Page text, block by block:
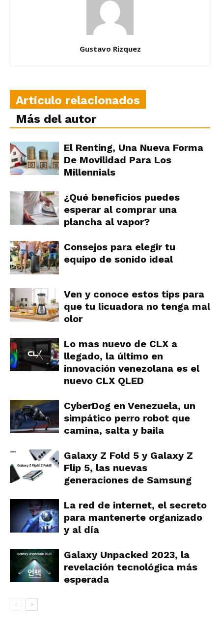
Gustavo Rizquez
Artículo relacionados
Más del autor
El Renting, Una Nueva Forma
De Movilidad Para Los
Millennials
¿Qué beneficios puedes
esperar al comprar una
plancha al vapor?
Consejos para elegir tu
equipo de sonido ideal
Ven y conoce estos tips para
que tu licuadora no tenga mal
olor
Lo mas nuevo de CLX a
llegado, la último en
innovación venezolana es el
nuevo CLX QLED
CyberDog en Venezuela, un
simpático perro robot que
camina, salta y baila
Galaxy Z Fold 5 y Galaxy Z
Flip 5, las nuevas
generaciones de Samsung
La red de internet, el secreto
para mantenerte organizado
y al día
Galaxy Unpacked 2023, la
revelación tecnológica más
esperada